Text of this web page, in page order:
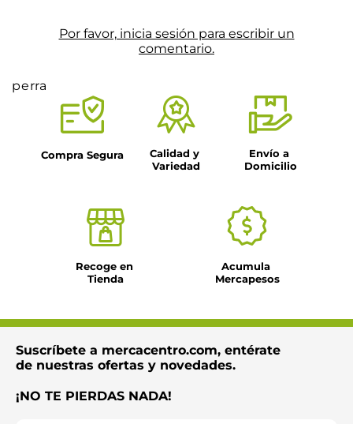
Por favor, inicia sesión para escribir un
comentario.
perra
Compra Segura
Calidad y
Variedad
Envío a
Domicilio
Recoge en
Tienda
Acumula
Mercapesos
Suscríbete a mercacentro.com, entérate
de nuestras ofertas y novedades.
¡NO TE PIERDAS NADA!